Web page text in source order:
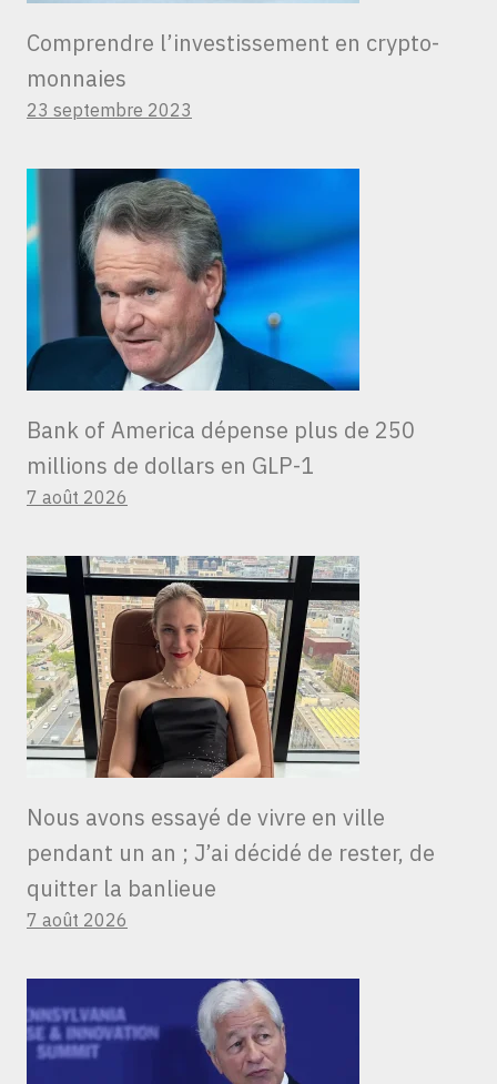
Comprendre l’investissement en crypto-
monnaies
23 septembre 2023
Bank of America dépense plus de 250
millions de dollars en GLP-1
7 août 2026
Nous avons essayé de vivre en ville
pendant un an ; J’ai décidé de rester, de
quitter la banlieue
7 août 2026